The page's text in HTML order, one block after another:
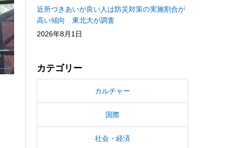
近所づきあいが良い人は防災対策の実施割合が
高い傾向 東北大が調査
2026年8月1日
カテゴリー
カルチャー
国際
社会・経済